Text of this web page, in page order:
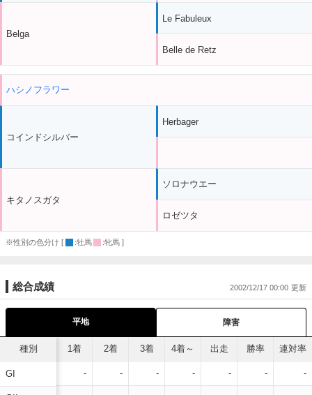
Belga
Le Fabuleux
Belle de Retz
ハシノフラワー
コインドシルバー
キタノスガタ
Herbager
ソロナウエー
ロゼツタ
※性別の色分け [ :牡馬 :牝馬 ]
総合成績 2002/12/17 00:00
平地 障害
種別
GI
1着 2着 3着 4着～ 出走 勝率 連対率
- - - - - - -